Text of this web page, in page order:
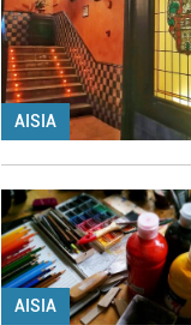
AISIA
AISIA